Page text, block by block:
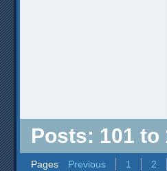
Posts: 101 to
Pages Previous 1 2